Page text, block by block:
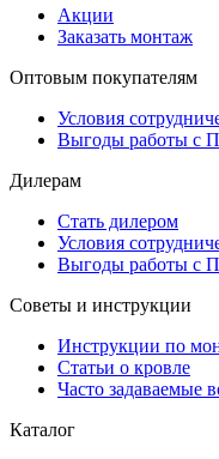
Акции
Заказать монтаж
Оптовым покупателям
Условия
Выгоды работы с
Дилерам
Стать дилером
Условия
Выгоды работы с
Советы и инструкции
Инструкции по
Статьи о кровле
Часто задаваемые
Каталог